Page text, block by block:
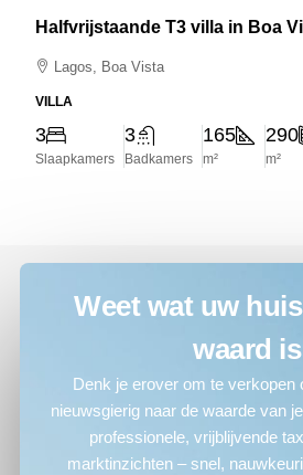
Halfvrijstaande T3 villa in Boa
Lagos, Boa Vista
VILLA
3
Slaapkamers
3
Badkamers
165
m²
290
m²
Weet wat uw
waard is
Denk je erover om te verkopen
nieuwsgierig naar de waarde van
professionele, vrijblijvende
marktinzichten – snel,